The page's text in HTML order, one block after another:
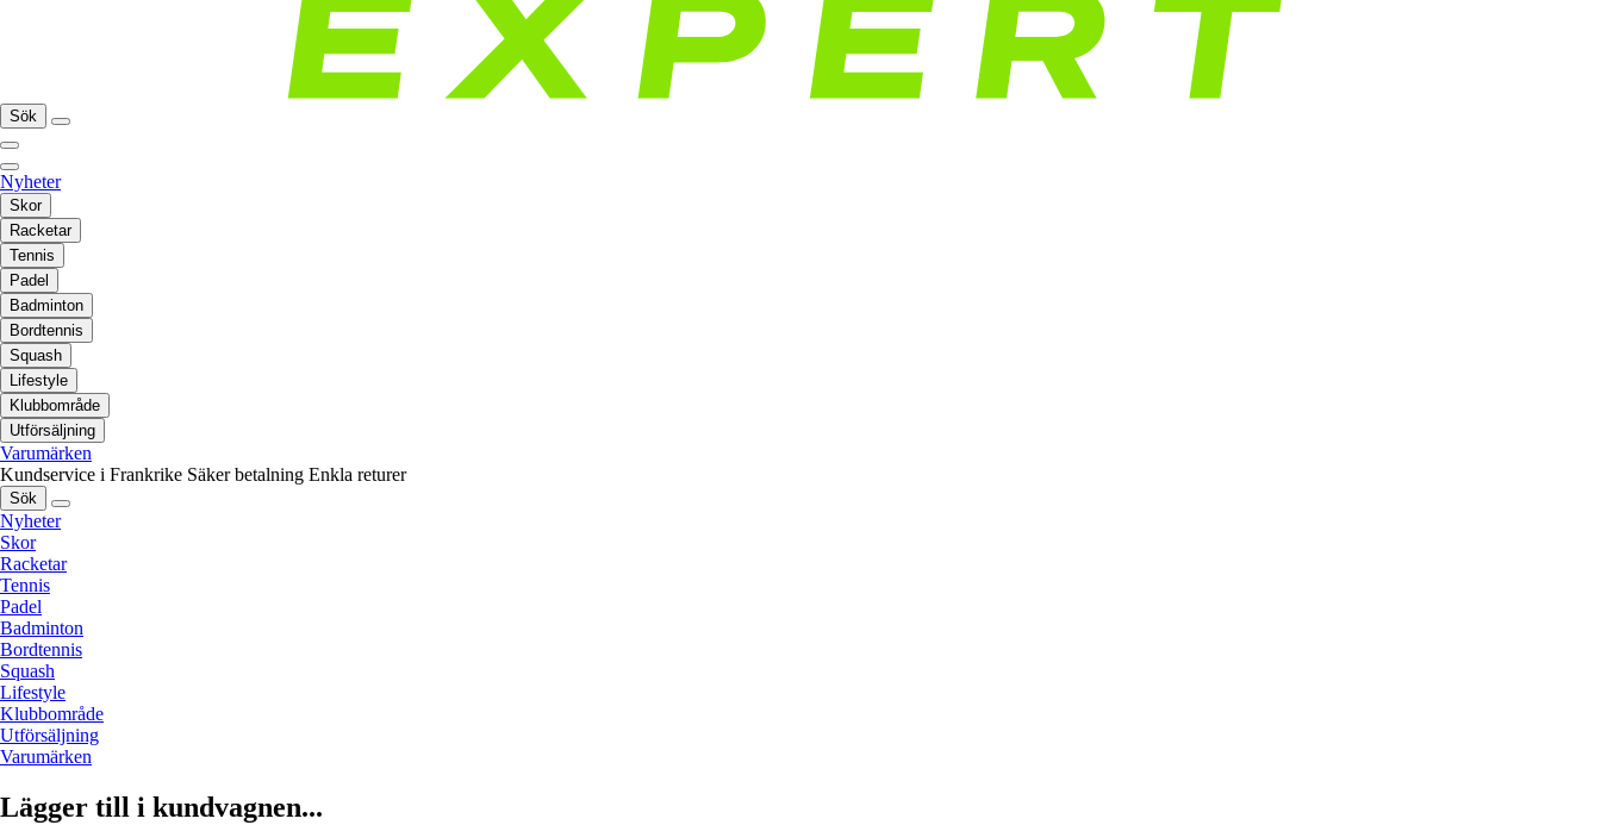
Sök
Nyheter
Skor
Racketar
Tennis
Padel
Badminton
Bordtennis
Squash
Lifestyle
Klubbområde
Utförsäljning
Varumärken
Kundservice i Frankrike Säker betalning Enkla returer
Sök
Nyheter
Skor
Racketar
Tennis
Padel
Badminton
Bordtennis
Squash
Lifestyle
Klubbområde
Utförsäljning
Varumärken
Lägger till i kundvagnen...